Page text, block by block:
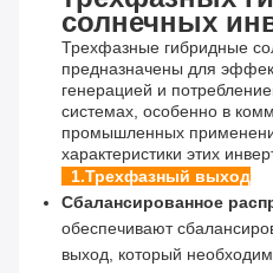
солнечных
Трехфазные гибридные
предназначены для
генерацией и
системах, особенно в
промышленных
характеристики этих
1.Трехфазный выход
Сбалансированное
обеспечивают
выход, который